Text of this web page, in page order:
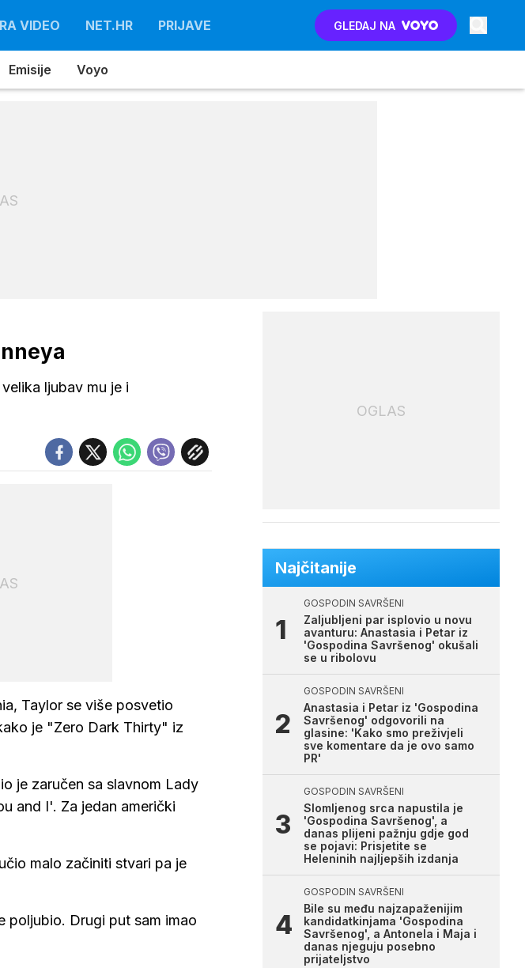
VIDEO NET.HR PRIJAVE GLEDAJ NA
Emisije Voyo
ljubav mu je i
Taylor se više posvetio
je "Zero Dark Thirty" iz
je zaručen sa slavnom Lady
and I'. Za jedan američki
malo začiniti stvari pa je
poljubio. Drugi put sam imao
OGLAS
Najčitanije
GOSPODIN SAVRŠENI
Zaljubljeni par isplovio u novu
avanturu: Anastasia i Petar iz
'Gospodina Savršenog' okušali
se u ribolovu
GOSPODIN SAVRŠENI
Anastasia i Petar iz 'Gospodina
Savršenog' odgovorili na
glasine: 'Kako smo preživjeli
sve komentare da je ovo samo
PR'
GOSPODIN SAVRŠENI
Slomljenog srca napustila je
'Gospodina Savršenog', a
danas plijeni pažnju gdje god
se pojavi: Prisjetite se
Heleninih najljepših izdanja
GOSPODIN SAVRŠENI
Bile su među najzapaženijim
kandidatkinjama 'Gospodina
Savršenog', a Antonela i Maja i
danas njeguju posebno
prijateljstvo